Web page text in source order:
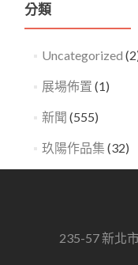
分類
Uncategorized
展場佈置 (1)
新聞 (555)
玖陽作品集 (32)
235-57 新北